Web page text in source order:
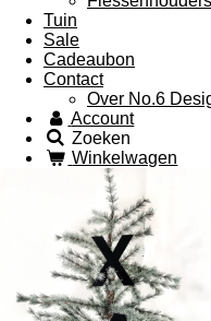
Tuin
Sale
Cadeaubon
Contact
Over No.6
Account
Zoeken
Winkelwagen